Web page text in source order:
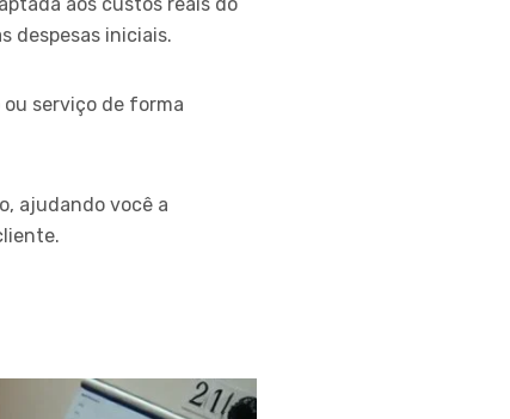
aos custos reais do
despesas iniciais.
serviço de forma
ajudando você a